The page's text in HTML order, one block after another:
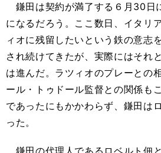
鎌田は契約が満了する６月30日
になるだろう。ここ数日、イタリ
ィオに残留したいという鉄の意志
され続けてきたが、実際にはそれ
は進んだ。ラツィオのプレーとの
ール・トゥドール監督との関係も
であったにもかかわらず、鎌田は
った。
鎌田の代理人であるロベルト佃